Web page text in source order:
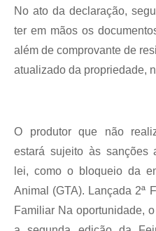
No ato da declaração,
ter em mãos os
além de comprovante de
atualizado da propriedade,
O produtor que não
estará sujeito às sanções
lei, como o bloqueio da
Animal (GTA). Lançada 2ª
Familiar Na oportunidade,